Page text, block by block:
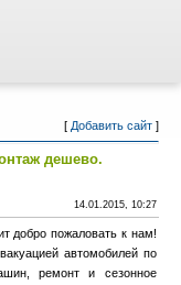
[ Добавить сайт]
дешево.
14.01.2015, 10:27
добро пожаловать к нам!
автомобилей по
ремонт и сезонное